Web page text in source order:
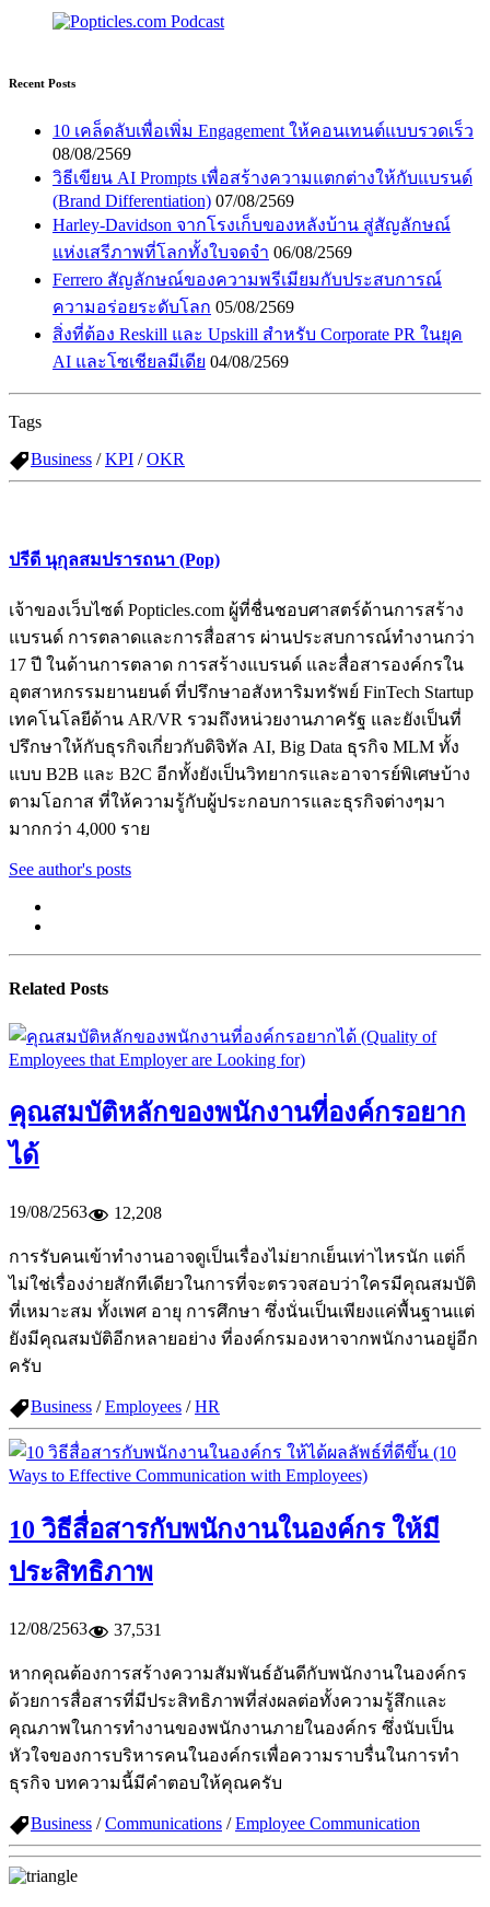
Recent Posts
10 เคล็ดลับเพื่อเพิ่ม Engagement ให้คอนเทนต์แบบรวดเร็ว
08/08/2569
วิธีเขียน AI Prompts เพื่อสร้างความแตกต่างให้กับแบรนด์
(Brand Differentiation) 07/08/2569
Harley-Davidson จากโรงเก็บของหลังบ้าน สู่สัญลักษณ์
แห่งเสรีภาพที่โลกทั้งใบจดจำ 06/08/2569
Ferrero สัญลักษณ์ของความพรีเมียมกับประสบการณ์
ความอร่อยระดับโลก 05/08/2569
สิ่งที่ต้อง Reskill และ Upskill สำหรับ Corporate PR ในยุค
AI และโซเชียลมีเดีย 04/08/2569
Tags
Business /KPI /OKR
ปรีดี นุกุลสมปรารถนา (Pop)
เจ้าของเว็บไซต์ Popticles.com ผู้ที่ชื่นชอบศาสตร์ด้านการสร้าง
แบรนด์ การตลาดและการสื่อสาร ผ่านประสบการณ์ทำงานกว่า
17 ปี ในด้านการตลาด การสร้างแบรนด์ และสื่อสารองค์กรใน
อุตสาหกรรมยานยนต์ ที่ปรึกษาอสังหาริมทรัพย์ FinTech Startup
เทคโนโลยีด้าน AR/VR รวมถึงหน่วยงานภาครัฐ และยังเป็นที่
ปรึกษาให้กับธุรกิจเกี่ยวกับดิจิทัล AI, Big Data ธุรกิจ MLM ทั้ง
แบบ B2B และ B2C อีกทั้งยังเป็นวิทยากรและอาจารย์พิเศษบ้าง
ตามโอกาส ที่ให้ความรู้กับผู้ประกอบการและธุรกิจต่างๆมา
มากกว่า 4,000 ราย
See author's posts
Related Posts
คุณสมบัติหลักของพนักงานที่องค์กรอยาก
ได้
19/08/2563 12,208
การรับคนเข้าทำงานอาจดูเป็นเรื่องไม่ยากเย็นเท่าไหรนัก แต่ก็
ไม่ใช่เรื่องง่ายสักทีเดียวในการที่จะตรวจสอบว่าใครมีคุณสมบัติ
ที่เหมาะสม ทั้งเพศ อายุ การศึกษา ซึ่งนั่นเป็นเพียงแค่พื้นฐานแต่
ยังมีคุณสมบัติอีกหลายอย่าง ที่องค์กรมองหาจากพนักงานอยู่อีก
ครับ
Business /Employees /HR
10 วิธีสื่อสารกับพนักงานในองค์กร ให้มี
ประสิทธิภาพ
12/08/2563 37,531
หากคุณต้องการสร้างความสัมพันธ์อันดีกับพนักงานในองค์กร
ด้วยการสื่อสารที่มีประสิทธิภาพที่ส่งผลต่อทั้งความรู้สึกและ
คุณภาพในการทำงานของพนักงานภายในองค์กร ซึ่งนับเป็น
หัวใจของการบริหารคนในองค์กรเพื่อความราบรื่นในการทำ
ธุรกิจ บทความนี้มีคำตอบให้คุณครับ
Business /Communications /Employee Communication